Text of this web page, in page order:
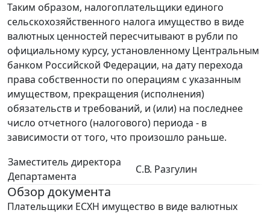
Таким образом, налогоплательщики единого
сельскохозяйственного налога имущество в виде
валютных ценностей пересчитывают в рубли по
официальному курсу, установленному Центральным
банком Российской Федерации, на дату перехода
права собственности по операциям с указанным
имуществом, прекращения (исполнения)
обязательств и требований, и (или) на последнее
число отчетного (налогового) периода - в
зависимости от того, что произошло раньше.
Заместитель директора
Департамента
С.В. Разгулин
Обзор документа
Плательщики ЕСХН имущество в виде валютных